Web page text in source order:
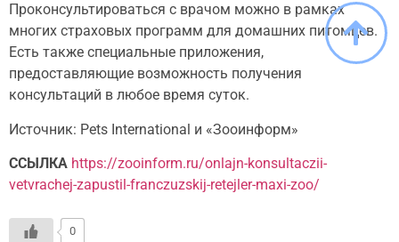
Проконсультироваться с врачом можно в рамках
многих страховых программ для домашних питомцев.
Есть также специальные приложения,
предоставляющие возможность получения
консультаций в любое время суток.
Источник: Pets International и «Зооинформ»
ССЫЛКА https://zooinform.ru/onlajn-konsultaczii-
vetvrachej-zapustil-franczuzskij-retejler-maxi-zoo/
0